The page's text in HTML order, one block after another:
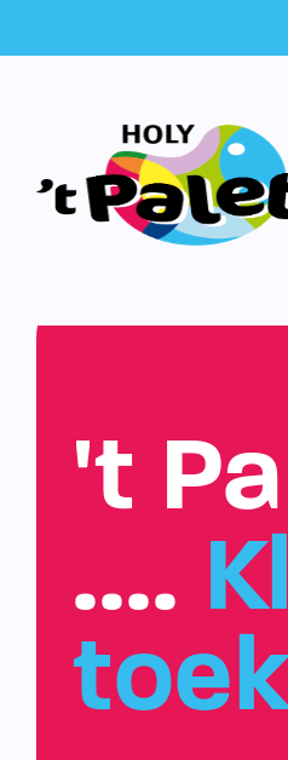
't
….